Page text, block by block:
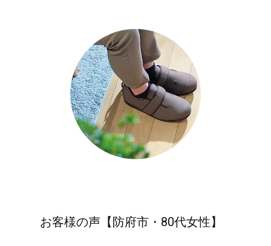
お客様の声【防府市・80代女性】